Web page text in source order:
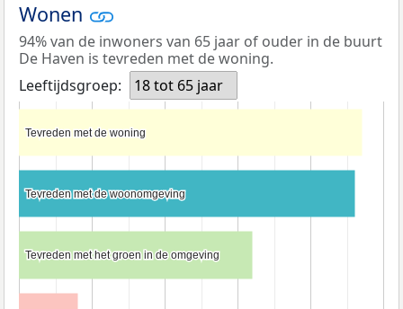
Wonen
94% van de inwoners van 65 jaar of ouder in de buurt
De Haven is tevreden met de woning.
Leeftijdsgroep:
18 tot 65 jaar
Tevreden met de woning
Tevreden met de woning
Tevreden met de woonomgeving
Tevreden met de woonomgeving
Tevreden met het groen in de omgeving
Tevreden met het groen in de omgeving